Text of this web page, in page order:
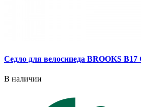
Седло для велосипеда BROOKS
В наличии